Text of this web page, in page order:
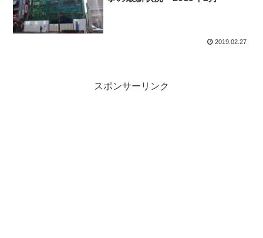
2019.02.27
スポンサーリンク